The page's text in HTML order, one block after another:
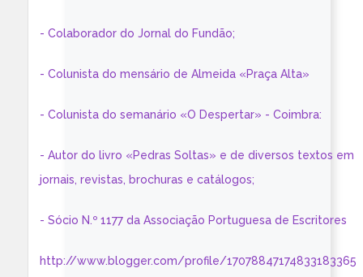
- Colaborador do Jornal do Fundão;
- Colunista do mensário de Almeida «Praça Alta»
- Colunista do semanário «O Despertar» - Coimbra:
- Autor do livro «Pedras Soltas» e de diversos textos em
jornais, revistas, brochuras e catálogos;
- Sócio N.º 1177 da Associação Portuguesa de Escritores
http://www.blogger.com/profile/17078847174833183365